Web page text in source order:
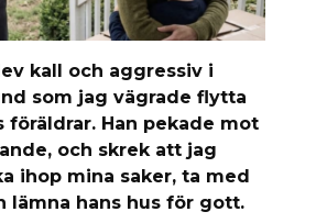
kall och aggressiv i
som jag vägrade flytta
föräldrar. Han pekade mot
och skrek att jag
ihop mina saker, ta med
lämna hans hus för gott.